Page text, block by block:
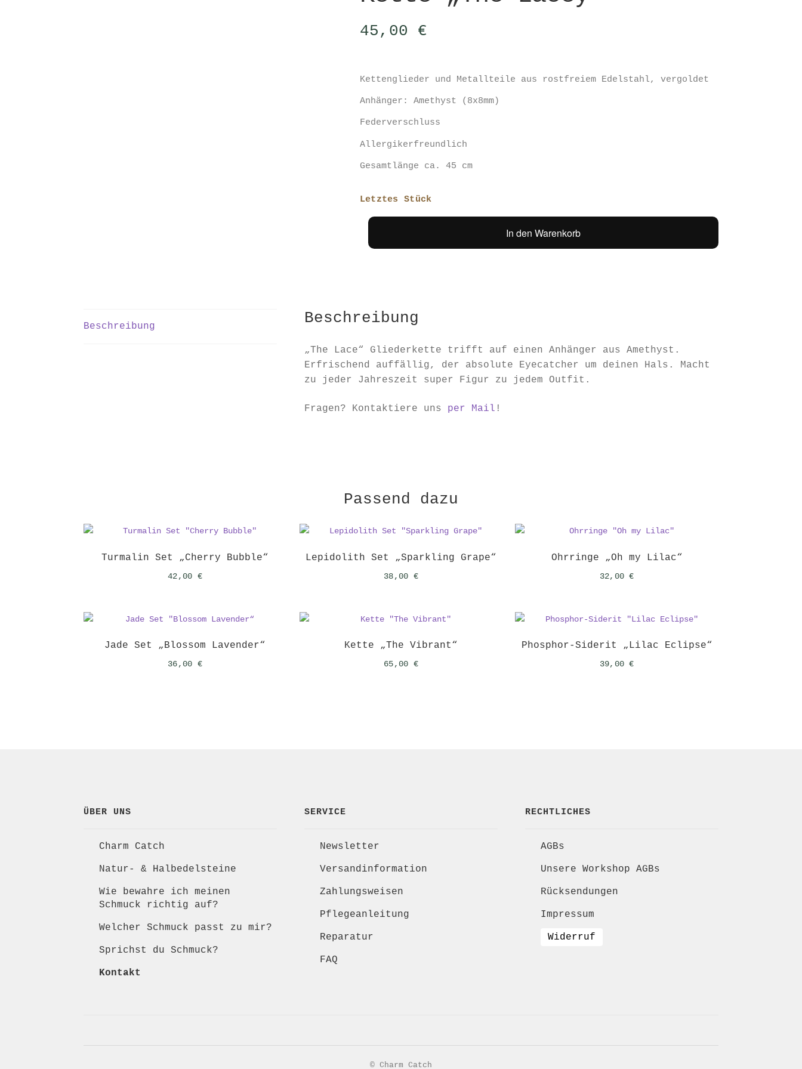
45,00 €
Kettenglieder und Metallteile aus rostfreiem Edelstahl, vergoldet
Anhänger: Amethyst (8x8mm)
Federverschluss
Allergikerfreundlich
Gesamtlänge ca. 45 cm
Letztes Stück
In den Warenkorb
Beschreibung Beschreibung
„The Lace“ Gliederkette trifft auf einen Anhänger aus Amethyst.
Erfrischend auffällig, der absolute Eyecatcher um deinen Hals. Macht
zu jeder Jahreszeit super Figur zu jedem Outfit.
Fragen? Kontaktiere uns per Mail !
Passend dazu
Turmalin Set „Cherry Bubble“
42,00 €
Lepidolith Set „Sparkling Grape“
38,00 €
Ohrringe „Oh my Lilac“
32,00€
Jade Set „Blossom Lavender“
36,00 €
Kette „The Vibrant“
65,00 €
Phosphor-Siderit „Lilac Eclipse“
39,00€
ÜBER UNS
Charm Catch
Natur- & Halbedelsteine
Wie bewahre ich meinen
Schmuck richtig auf?
Welcher Schmuck passt zu mir?
Sprichst du Schmuck?
Kontakt
SERVICE
Newsletter
Versandinformation
Zahlungsweisen
Pflegeanleitung
Reparatur
FAQ
RECHTLICHES
AGBs
Unsere Workshop AGBs
Rücksendungen
Impressum
Widerruf
© Charm Catch